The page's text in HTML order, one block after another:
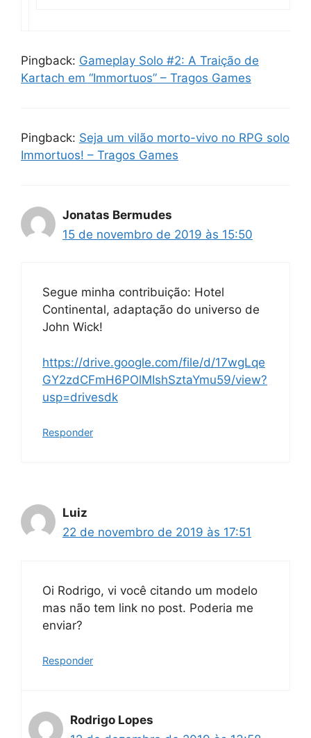
Pingback: Gameplay Solo #2: A Traição de
Kartach em “Immortuos” – Tragos Games
Pingback: Seja um vilão morto-vivo no RPG solo
Immortuos! – Tragos Games
Jonatas Bermudes
15 de novembro de 2019 às 15:50
Segue minha contribuição: Hotel
Continental, adaptação do universo de
John Wick!
https://drive.google.com/file/d/17wgLqe
GY2zdCFmH6POlMIshSztaYmu59/view?
usp=drivesdk
Responder
Luiz
22 de novembro de 2019 às 17:51
Oi Rodrigo, vi você citando um modelo
mas não tem link no post. Poderia me
enviar?
Responder
Rodrigo Lopes